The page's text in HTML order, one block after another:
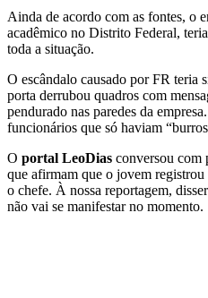
Ainda de acordo com as fontes, o
acadêmico no Distrito Federal,
toda a situação.
O escândalo causado por FR teria
porta derrubou quadros com
pendurado nas paredes da
funcionários que só haviam
O portal LeoDias conversou com
que afirmam que o jovem
o chefe. À nossa reportagem,
não vai se manifestar no momento.